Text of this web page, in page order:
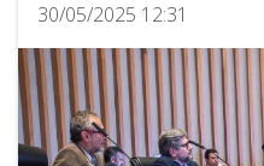
30/05/2025 12:31